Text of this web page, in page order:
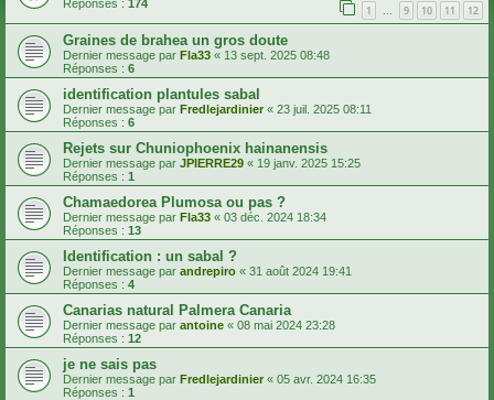
r
Réponses : 174 1 … 9 10 11 12
Graines de brahea un gros doute
Dernier message par Fla33 « 13 sept. 2025 08:48
Réponses : 6
identification plantules sabal
Dernier message par Fredlejardinier« 23 juil. 2025 08:11
Réponses : 6
Rejets sur Chuniophoenix hainanensis
Dernier message par JPIERRE29 « 19 janv. 2025 15:25
Réponses : 1
Chamaedorea Plumosa ou pas ?
Dernier message par Fla33 « 03 déc. 2024 18:34
Réponses : 13
Identification : un sabal ?
Dernier message par andrepiro « 31 août 2024 19:41
Réponses : 4
Canarias natural Palmera Canaria
Dernier message par antoine « 08 mai 2024 23:28
Réponses : 12
je ne sais pas
Dernier message par Fredlejardinier « 05 avr. 2024 16:35
Réponses : 1